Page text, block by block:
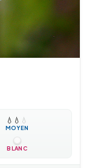
💧 💧 💧
MOYEN
BLANC